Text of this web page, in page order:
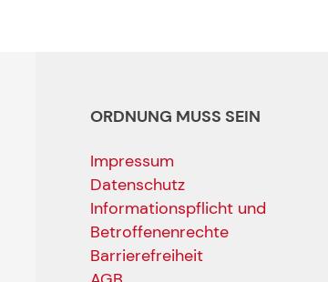
ORDNUNG MUSS SEIN
Impressum
Datenschutz
Informationspflicht und
Betroffenenrechte
Barrierefreiheit